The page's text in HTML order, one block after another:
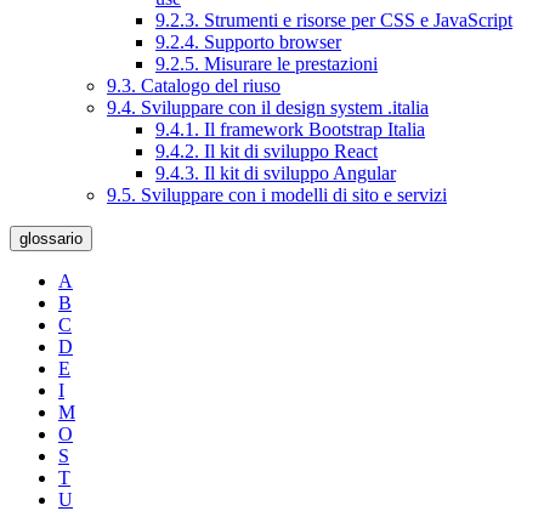
9.2.3. Strumenti e risorse per CSS e JavaScript
9.2.4. Supporto browser
9.2.5. Misurare le prestazioni
9.3. Catalogo del riuso
9.4. Sviluppare con il design system .italia
9.4.1. Il framework Bootstrap Italia
9.4.2. Il kit di sviluppo React
9.4.3. Il kit di sviluppo Angular
9.5. Sviluppare con i modelli di sito e servizi
glossario
A
B
C
D
E
I
M
O
S
T
U